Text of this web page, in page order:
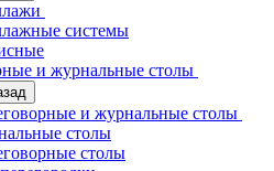
системы
и журнальные столы
и журнальные столы
столы
столы